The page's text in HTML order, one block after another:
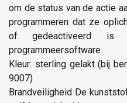
om de status van de actie
programmeren dat ze
of gedeactiveerd
programmeersoftware.
Kleur: sterling gelakt (bij
9007)
Brandveiligheid De